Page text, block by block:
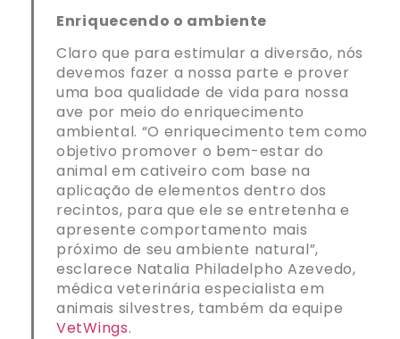
Enriquecendo o ambiente
Claro que para estimular a diversão, nós
devemos fazer a nossa parte e prover
uma boa qualidade de vida para nossa
ave por meio do enriquecimento
ambiental. “O enriquecimento tem como
objetivo promover o bem-estar do
animal em cativeiro com base na
aplicação de elementos dentro dos
recintos, para que ele se entretenha e
apresente comportamento mais
próximo de seu ambiente natural”,
esclarece Natalia Philadelpho Azevedo,
médica veterinária especialista em
animais silvestres, também da equipe
VetWings.